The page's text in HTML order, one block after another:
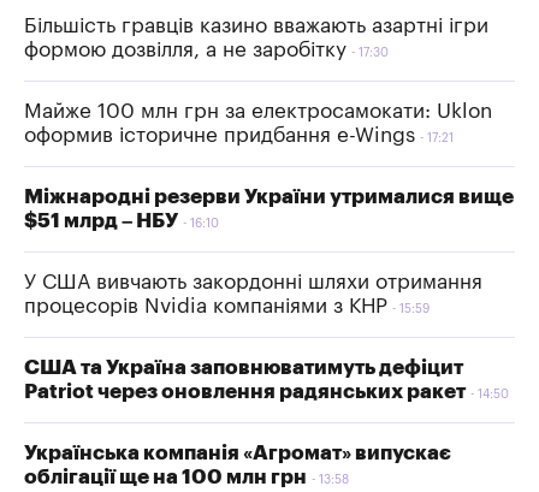
Більшість гравців казино вважають азартні ігри
формою дозвілля, а не заробітку
17:30
Майже 100 млн грн за електросамокати: Uklon
оформив історичне придбання e-Wings
17:21
Міжнародні резерви України утрималися вище
$51 млрд – НБУ
16:10
У США вивчають закордонні шляхи отримання
процесорів Nvidia компаніями з КНР
15:59
США та Україна заповнюватимуть дефіцит
Patriot через оновлення радянських ракет
14:50
Українська компанія «Агромат» випускає
облігації ще на 100 млн грн
13:58